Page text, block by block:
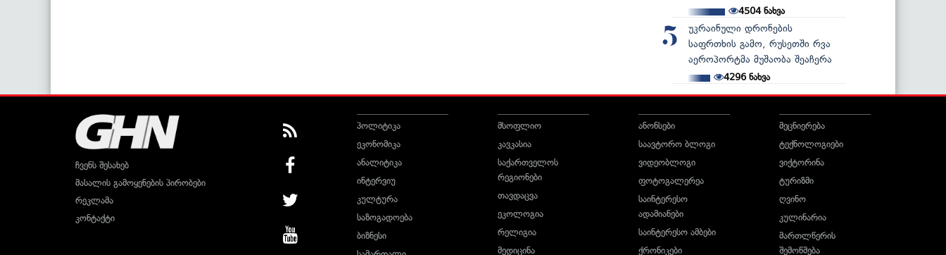
4504ნახვა
5
უკრაინული დრონების
საფრთხის გამო, რუსეთში რვა
აეროპორტმა მუშაობა შეაჩერა
4296ნახვა
ჩვენს შესახებ
მასალის გამოყენების პირობები
რეკლამა
კონტაქტი
პოლიტიკა
ეკონომიკა
ანალიტიკა
ინტერვიუ
კულტურა
საზოგადოება
ბიზნესი
მსოფლიო
კავკასია
საქართველოს
რეგიონები
თავდაცვა
ეკოლოგია
რელიგია
მედიცინა
ანონსები
საავტორო ბლოგი
ვიდეობლოგი
ფოტოგალერეა
საინტერესო
ადამიანები
საინტერესო ამბები
ქრონიკები
მეცნიერება
ტექნოლოგიები
ვიქტორინა
ტურიზმი
ღვინო
კულინარია
მართლწერის
შემოწმება